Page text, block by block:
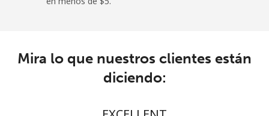
10 min por ⁦$5⁩
Mira lo que nuestros clientes están
diciendo: